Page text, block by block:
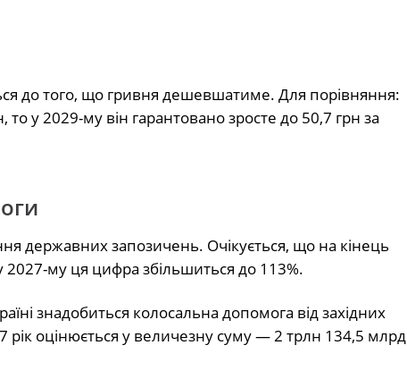
до того, що гривня дешевшатиме. Для порівняння:
у 2029-му він гарантовано зросте до 50,7 грн за
державних запозичень. Очікується, що на кінець
му ця цифра збільшиться до 113%.
знадобиться колосальна допомога від західних
рік оцінюється у величезну суму — 2 трлн 134,5 млрд